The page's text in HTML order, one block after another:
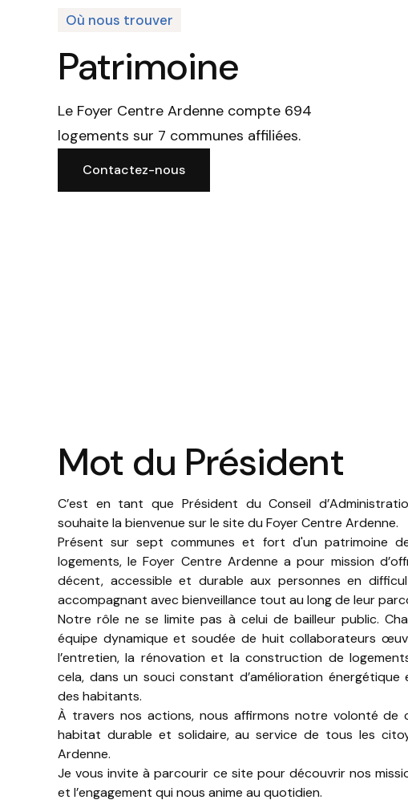
Où nous trouver
Patrimoine
Le Foyer Centre Ardenne compte 694
logements sur 7 communes affiliées.
Contactez-nous
Mot du Président
C’est en tant que Président du Conseil
souhaite la bienvenue sur le site du Foyer Centre Ardenne.
Présent sur sept communes et fort d'un patrimoine
logements, le Foyer Centre Ardenne a pour mission
décent, accessible et durable aux personnes en
accompagnant avec bienveillance tout au long de leur
Notre rôle ne se limite pas à celui de bailleur public.
équipe dynamique et soudée de huit collaborateurs
l’entretien, la rénovation et la construction de
cela, dans un souci constant d’amélioration
des habitants.
À travers nos actions, nous affirmons notre volonté de
habitat durable et solidaire, au service de tous les
Ardenne.
Je vous invite à parcourir ce site pour découvrir nos
et l’engagement qui nous anime au quotidien.